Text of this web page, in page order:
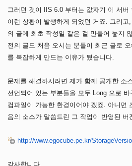
그러던 것이 IIS 6.0 부터는 값자기 이 서
이런 상황이 발생하게 되었던 거죠. 그리
의 글에 최초 작성일 같은 걸 만들어 놓지
전의 글도 처음 오시는 분들이 최근 글로
를 복잡하게 만드는 이유가 됬습니다.
문제를 해결하시려면 제가 함께 공개한 소
선언되어 있는 부분들을 모두 Long 으로
컴파일이 가능한 환경이어야 겠죠. 아니면
음의 소스가 말씀드린 그 작업이 반영된 버
http://www.egocube.pe.kr/
감사합니다.